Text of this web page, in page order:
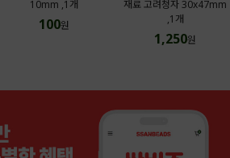
10mm ,1개
100원
재료 고려청자 30x47mm
,1개
1,250원